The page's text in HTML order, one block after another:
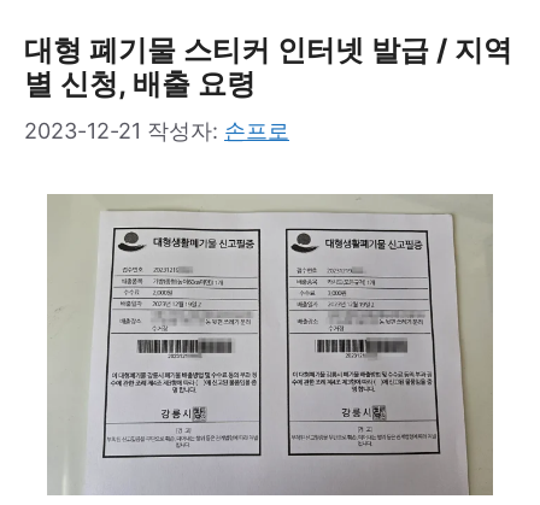
대형 폐기물 스티커 인터넷 발급 / 지역
별 신청, 배출 요령
2023-12-21 작성자: 손프로